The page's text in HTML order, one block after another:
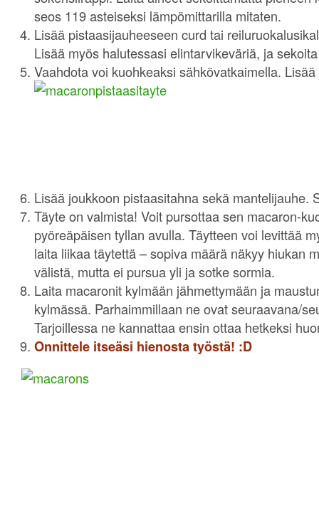
seos 119 asteiseksi lämpömittarilla mitaten.
Lisää pistaasijauheeseen curd tai
Lisää myös halutessasi elintarvikeväriä, ja
Vaahdota voi kuohkeaksi sähkövatkaimella.
Lisää joukkoon pistaasitahna sekä mantelijauhe.
Täyte on valmista! Voit pursottaa sen macaron-
pyöreäpäisen tyllan avulla. Täytteen voi levittää
laita liikaa täytettä – sopiva määrä näkyy hiukan
välistä, mutta ei pursua yli ja sotke sormia.
Laita macaronit kylmään jähmettymään ja
kylmässä. Parhaimmillaan ne ovat seuraavana/
Tarjoillessa ne kannattaa ensin ottaa hetkeksi
Onnittele itseäsi hienosta työstä! :D